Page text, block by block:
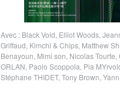
Avec : Black Void, Elliot Woods,
Griffaud, Kimchi & Chips, Matthew
Benayoun, Mimi son, Nicolas
ORLAN, Paolo Scoppola, Pia
Stéphane THIDET, Tony Brown,